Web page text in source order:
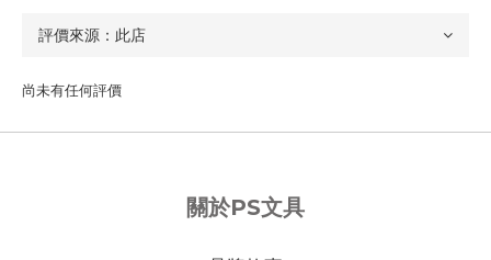
尚未有任何評價
關於PS文具